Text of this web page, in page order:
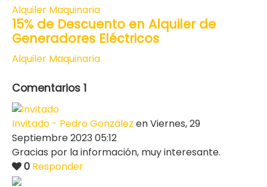
Alquiler Maquinaria
15% de Descuento en Alquiler de
Generadores Eléctricos
Alquiler Maquinaria
Comentarios 1
Invitado - Pedro González en Viernes, 29
Septiembre 2023 05:12
Gracias por la información, muy interesante.
0 Responder